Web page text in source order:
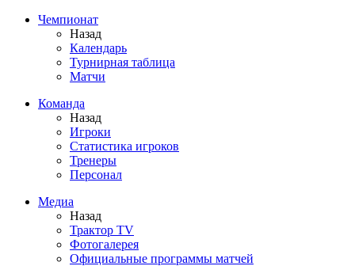
Чемпионат
Назад
Календарь
Турнирная таблица
Матчи
Команда
Назад
Игроки
Статистика игроков
Тренеры
Персонал
Медиа
Назад
Трактор TV
Фотогалерея
Официальные программы матчей